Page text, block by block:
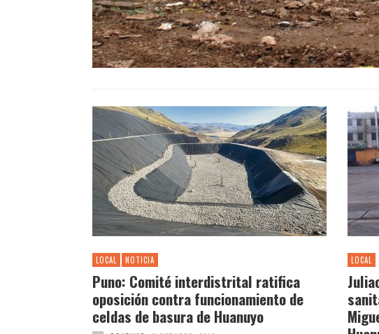
LOCAL NOTICIA
Puno: Comité interdistrital ratifica
oposición contra funcionamiento de
celdas de basura de Huanuyo
LOCAL